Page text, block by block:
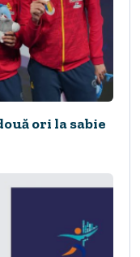
ori la sabie